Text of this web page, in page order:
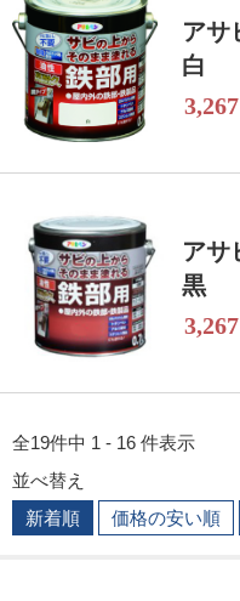
アサ
白
3,267
アサ
黒
3,267
全19件中 1 - 16 件表示
並べ替え
新着順
価格の安い順